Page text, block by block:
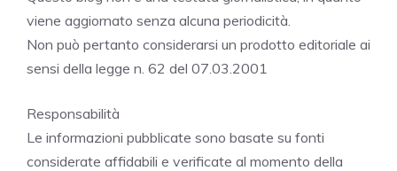
viene aggiornato senza alcuna periodicità.
Non può pertanto considerarsi un prodotto editoriale ai
sensi della legge n. 62 del 07.03.2001
Responsabilità
Le informazioni pubblicate sono basate su fonti
considerate affidabili e verificate al momento della